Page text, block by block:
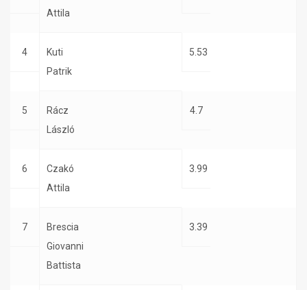
Attila
4
Kuti
Patrik
5.53
5
Rácz
László
4.7
6
Czakó
Attila
3.99
7
Brescia
Giovanni
Battista
3.39